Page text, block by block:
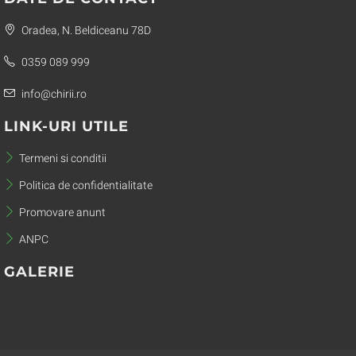
Oradea, N. Beldiceanu 78D
0359 089 999
info@chirii.ro
LINK-URI UTILE
Termeni si conditii
Politica de confidentialitate
Promovare anunt
ANPC
GALERIE